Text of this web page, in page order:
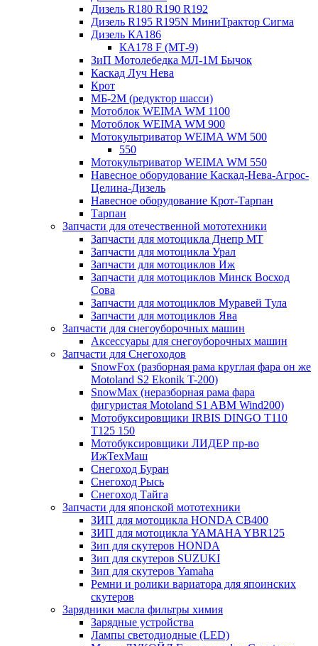
Дизель R180 R190 R192
Дизель R195 R195N МиниТрактор Сигма
Дизель КА186
КА178 F (МТ-9)
ЗиП Мотолебедка МЛ-1М Бычок
Каскад Луч Нева
Крот
МБ-2М (редуктор шасси)
Мотоблок WEIMA WM 1100
Мотоблок WEIMA WM 900
Мотокультриватор WEIMA WM 500
550
Мотокультриватор WEIMA WM 550
Навесное оборудование Каскад-Нева-Агрос-
Целина-Дизель
Навесное оборудование Крот-Тарпан
Тарпан
Запчасти для отечественной мототехники
Запчасти для мотоцикла Днепр МТ
Запчасти для мотоцикла Урал
Запчасти для мотоциклов Иж
Запчасти для мотоциклов Минск Восход
Сова
Запчасти для мотоциклов Муравей Тула
Запчасти для мотоциклов Ява
Запчасти для снегоуборочных машин
Аксессуары для снегоуборочных машин
Запчасти для Снегоходов
SnowFox (разборная рама круглая фара он же
Motoland S2 Ekonik T-200)
SnowMax (неразборная рама фара
фигуристая Motoland S1 ABM Wind200)
Мотобуксировщики IRBIS DINGO Т110
Т125 150
Мотобуксировщики ЛИДЕР пр-во
ИжТехМаш
Снегоход Буран
Снегоход Рысь
Снегоход Тайга
Запчасти для японской мототехники
ЗИП для мотоцикла HONDA CB400
ЗИП для мотоцикла YAMAHA YBR125
Зип для скутеров HONDA
Зип для скутеров SUZUKI
Зип для скутеров Yamaha
Ремни и ролики вариатора для япоинских
скутеров
Зарядники масла фильтры химия
Зарядные устройства
Лампы светодиодные (LED)